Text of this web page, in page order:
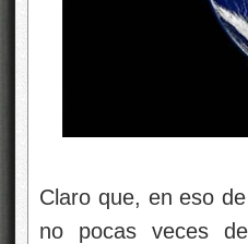
Claro que, en eso
no pocas veces